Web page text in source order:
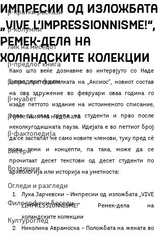
β-кратки раскази
β-колумни
Лик на месецот
β-предлог книга
β-предлог филм
β-муабет
β-уметник на неделата
β-фактопедија
Бисери
Воздишки
Огледи и разгледи
Философски беседи
Културоглед
Импресии од изложбата
„VIVE L’IMPRESSIONNISME!“,
Ремек-дела на
холандските колекции
Како што веќе дознавме во интервјуто со Наде
Циева, претседателката на „Аксиос“, новиот состав
на ова здружение во февруари оваа година го
изаде петтото издание на истоименото списание,
прво од оваа група на студенти и прво после
неколкугодишната пауза. Идејата е во петтиот број
да се застапат не само новите членови, туку пред сѐ
нови теми и концепти, па така, може да се
прочитаат десет текстови од десет студенти по
археологија или историја на уметноста:
Лука Јарчевски – Импресии од изложбата „VIVE
L’IMPRESSIONNISME!“ Ремек-дела на
холандските колекции
Николина Аврамоска – Положбата на жената во